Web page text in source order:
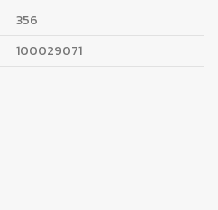
356
100029071